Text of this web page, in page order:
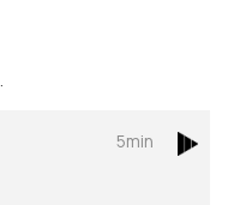
5min